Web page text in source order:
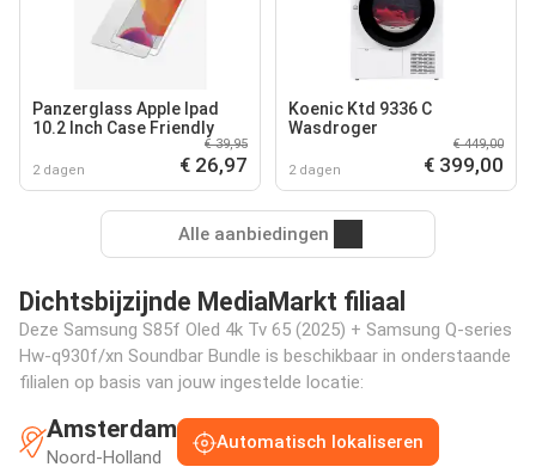
Panzerglass Apple Ipad
10.2 Inch Case Friendly
2 dagen
€ 39,95
€ 26,97
Koenic Ktd 9336 C
Wasdroger
2 dagen
€ 449,00
€ 399,00
Alle aanbiedingen
Dichtsbijzijnde MediaMarkt filiaal
Deze Samsung S85f Oled 4k Tv 65 (2025) + Samsung Q-series
Hw-q930f/xn Soundbar Bundle is beschikbaar in onderstaande
filialen op basis van jouw ingestelde locatie:
Amsterdam
Noord-Holland
Automatisch lokaliseren